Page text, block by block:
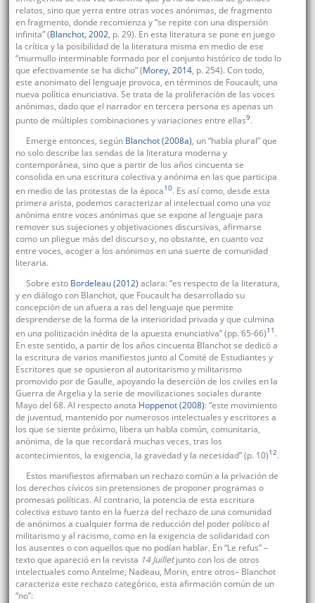
relatos, sino que yerra entre otras voces anónimas, de fragmento
en fragmento, donde recomienza y “se repite con una dispersión
infinita” (Blanchot, 2002, p. 29). En esta literatura se pone en juego
la crítica y la posibilidad de la literatura misma en medio de ese
“murmullo interminable formado por el conjunto histórico de todo lo
que efectivamente se ha dicho” (Morey, 2014, p. 254). Con todo,
este anonimato del lenguaje provoca, en términos de Foucault, una
nueva política enunciativa. Se trata de la proliferación de las voces
anónimas, dado que el narrador en tercera persona es apenas un
punto de múltiples combinaciones y variaciones entre ellas9.
Emerge entonces, según Blanchot (2008a), un “habla plural” que
no solo describe las sendas de la literatura moderna y
contemporánea, sino que a partir de los años cincuenta se
consolida en una escritura colectiva y anónima en las que participa
en medio de las protestas de la época10. Es así como, desde esta
primera arista, podemos caracterizar al intelectual como una voz
anónima entre voces anónimas que se expone al lenguaje para
remover sus sujeciones y objetivaciones discursivas, afirmarse
como un pliegue más del discurso y, no obstante, en cuanto voz
entre voces, acoger a los anónimos en una suerte de comunidad
literaria.
Sobre esto Bordeleau (2012) aclara: “es respecto de la literatura,
y en diálogo con Blanchot, que Foucault ha desarrollado su
concepción de un afuera a ras del lenguaje que permite
desprenderse de la forma de la interioridad privada y que culmina
en una politización inédita de la apuesta enunciativa” (pp. 65-66)11 .
En este sentido, a partir de los años cincuenta Blanchot se dedicó a
la escritura de varios manifiestos junto al Comité de Estudiantes y
Escritores que se opusieron al autoritarismo y militarismo
promovido por de Gaulle, apoyando la deserción de los civiles en la
Guerra de Argelia y la serie de movilizaciones sociales durante
Mayo del 68. Al respecto anota Hoppenot (2008): “este movimiento
de juventud, mantenido por numerosos intelectuales y escritores a
los que se siente próximo, libera un habla común, comunitaria,
anónima, de la que recordará muchas veces, tras los
acontecimientos, la exigencia, la gravedad y la necesidad” (p. 10)12.
Estos manifiestos afirmaban un rechazo común a la privación de
los derechos cívicos sin pretensiones de proponer programas o
promesas políticas. Al contrario, la potencia de esta escritura
colectiva estuvo tanto en la fuerza del rechazo de una comunidad
de anónimos a cualquier forma de reducción del poder político al
militarismo y al racismo, como en la exigencia de solidaridad con
los ausentes o con aquellos que no podían hablar. En “Le refus” –
texto que apareció en la revista 14 Juilletjunto con los de otros
intelectuales como Antelme, Nadeau, Morin, entre otros– Blanchot
caracteriza este rechazo categórico, esta afirmación común de un
“no”: